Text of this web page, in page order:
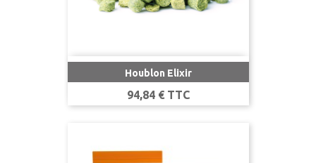
Houblon Elixir
Prix
94,84 € TTC